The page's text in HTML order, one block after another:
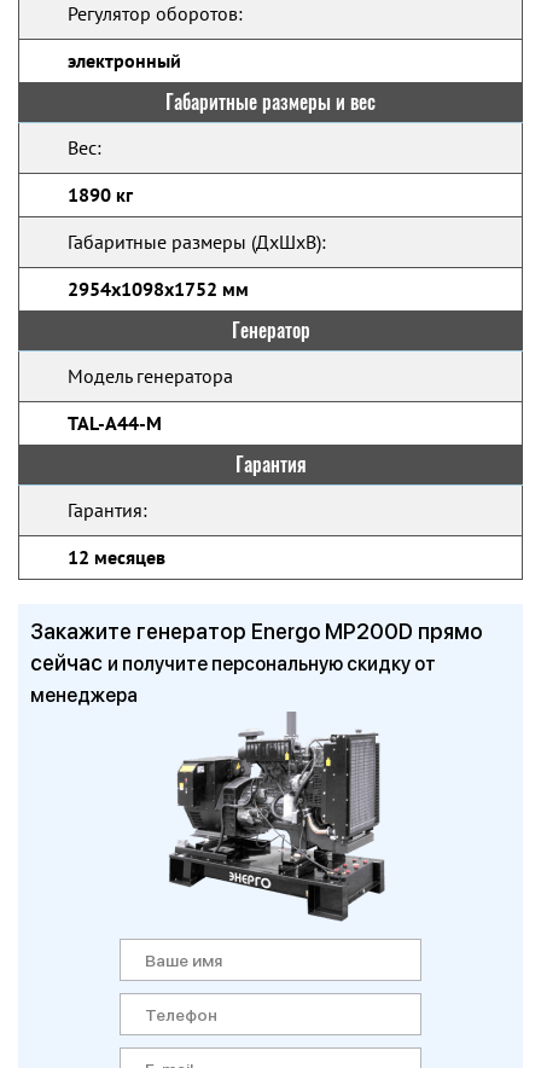
Регулятор оборотов:
электронный
Габаритные размеры и вес
Вес:
1890 кг
Габаритные размеры (ДхШхВ):
2954x1098x1752 мм
Генератор
Модель генератора
TAL-A44-M
Гарантия
Гарантия:
12 месяцев
Закажите генератор Energo MP200D прямо
сейчас и получите персональную скидку от
менеджера